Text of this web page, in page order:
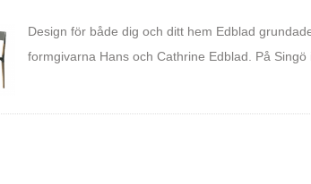
Design för både dig och ditt hem Edblad
formgivarna Hans och Cathrine Edblad. På Singö